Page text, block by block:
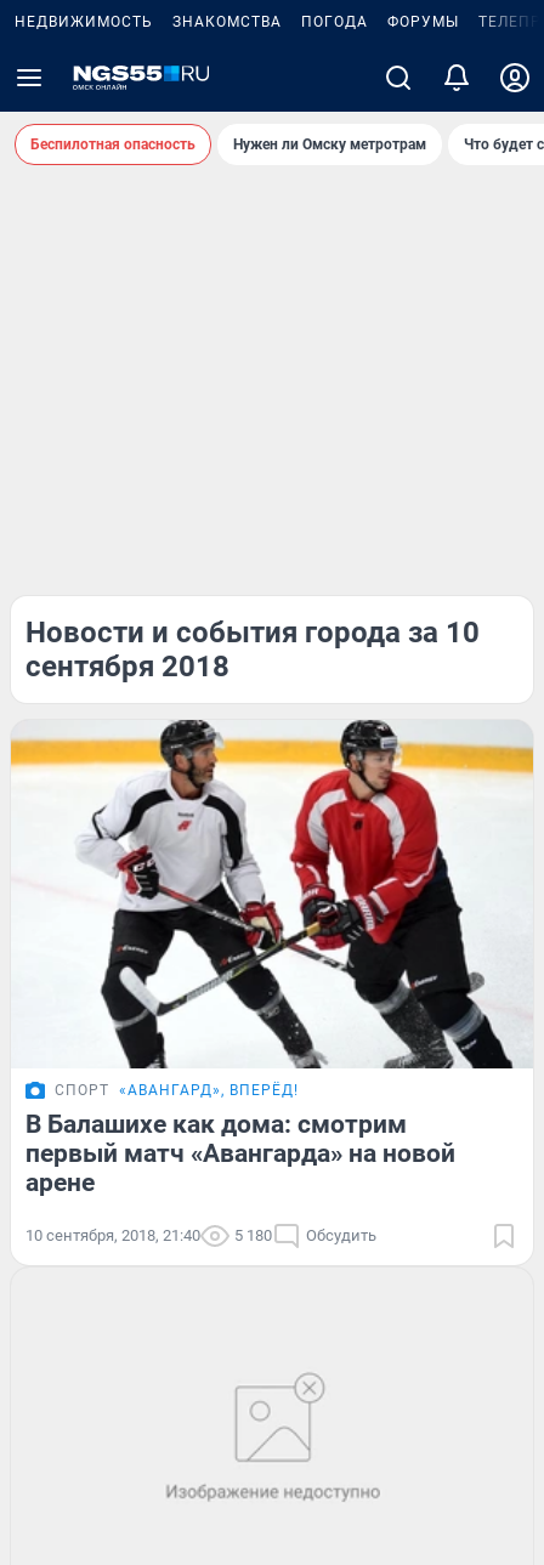
НЕДВИЖИМОСТЬ ЗНАКОМСТВА ПОГОДА ФОРУМЫ
Беспилотная опасность Нужен ли Омску метротрам Что будет
Новости и события города за 10
сентября 2018
СПОРТ «АВАНГАРД», ВПЕРЁД!
В Балашихе как дома: смотрим
первый матч «Авангарда» на новой
арене
10 сентября, 2018, 21:40 5 180 Обсудить